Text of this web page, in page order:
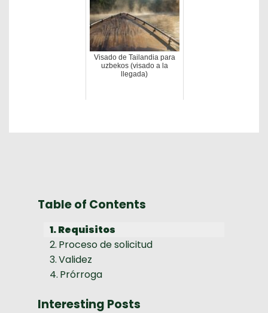
Visado de Tailandia para
uzbekos (visado a la
llegada)
Table of Contents
Requisitos
Proceso de solicitud
Validez
Prórroga
Interesting Posts